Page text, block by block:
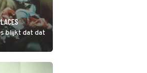
blijkt dat dat